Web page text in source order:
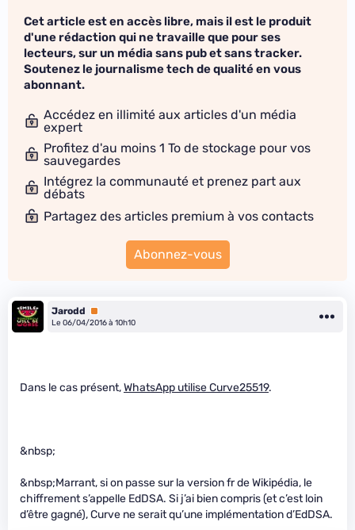
Cet article est en accès libre, mais il est le produit
d'une rédaction qui ne travaille que pour ses
lecteurs, sur un média sans pub et sans tracker.
Soutenez le journalisme tech de qualité en vous
abonnant.
Accédez en illimité aux articles d'un média
expert
Profitez d'au moins 1 To de stockage pour vos
sauvegardes
Intégrez la communauté et prenez part aux
débats
Partagez des articles premium à vos contacts
Abonnez-vous
Jarodd
Premium
Le 06/04/2016 à 10h10
Dans le cas présent,WhatsApp utilise Curve25519.
&nbsp;
&nbsp;Marrant, si on passe sur la version fr de Wikipédia, le
chiffrement s’appelle EdDSA. Si j’ai bien compris (et c’est loin
d’être gagné), Curve ne serait qu’une implémentation d’EdDSA.